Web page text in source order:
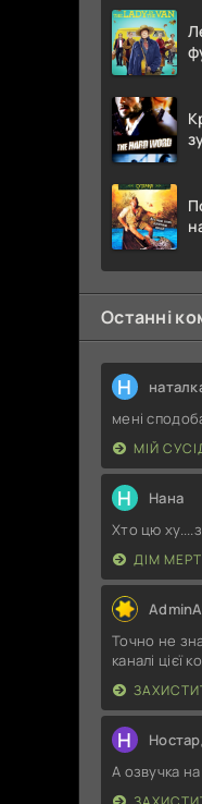
Останні
Н
мені
МІЙ
Н Нана
Хто цю
ДІМ
Точно не
каналі цієї
Н
А озвучка на